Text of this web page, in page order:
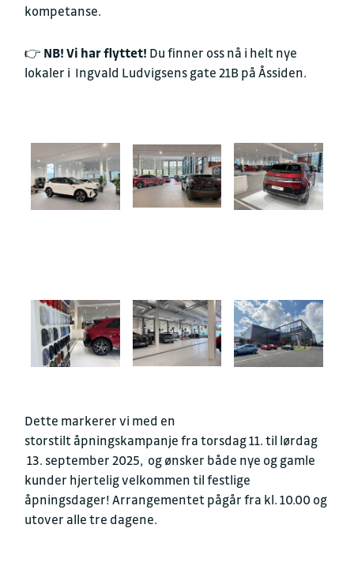
kompetanse.
👉 NB! Vi har flyttet! Du finner oss nå i helt nye
lokaler i Ingvald Ludvigsens gate 21B på Åssiden.
Dette markerer vi med en
storstilt åpningskampanje fra torsdag 11. til lørdag
13. september 2025, og ønsker både nye og gamle
kunder hjertelig velkommen til festlige
åpningsdager! Arrangementet pågår fra kl. 10.00 og
utover alle tre dagene.